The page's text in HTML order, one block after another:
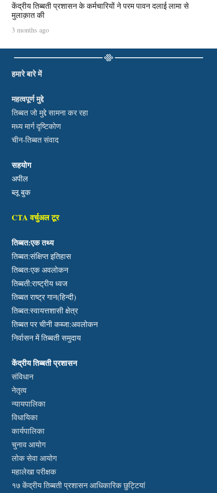
केंद्रीय तिब्बती प्रशासन के कर्मचारियों ने परम पावन दलाई लामा से
मुलाक़ात की
3 months ago
हमारे बारे में
महत्वपूर्ण मुद्दे
तिब्बत जो मुद्दे सामना कर रहा
मध्य मार्ग दृष्टिकोण
चीन-तिब्बत संवाद
सहयोग
अपील
ब्लू बुक
CTA वर्चुअल टूर
तिब्बत:एक तथ्य
तिब्बत:संक्षिप्त इतिहास
तिब्बतःएक अवलोकन
तिब्बती:राष्ट्रीय ध्वज
तिब्बत राष्ट्र गान(हिन्दी)
तिब्बत:स्वायत्तशासी क्षेत्र
तिब्बत पर चीनी कब्जा:अवलोकन
निर्वासन में तिब्बती समुदाय
केंद्रीय तिब्बती प्रशासन
संविधान
नेतृत्व
न्यायपालिका
विधायिका
कार्यपालिका
चुनाव आयोग
लोक सेवा आयोग
महालेखा परीक्षक
१७ केंद्रीय तिब्बती प्रशासन आधिकारिक छुट्टियां